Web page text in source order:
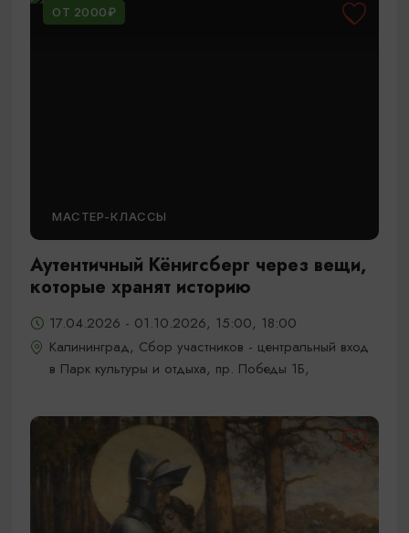
ОТ 2000₽
МАСТЕР-КЛАССЫ
Аутентичный Кёнигсберг через вещи,
которые хранят историю
17.04.2026 - 01.10.2026, 15:00, 18:00
Калининград, Сбор участников - центральный вход
в Парк культуры и отдыха, пр. Победы 1Б,